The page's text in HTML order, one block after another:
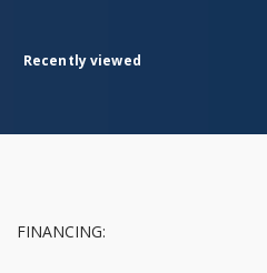
Recently viewed
FINANCING: